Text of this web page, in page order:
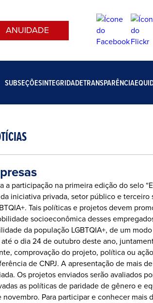
ANUIDADE
SUBSEÇÕESINTEGRIDADETRANSPARÊNCIA
a participação na primeira edição do selo
iniciativa privada, setor público e terceiro
Tais políticas e projetos devem
socioeconômica desses
da população LGBTQIA+, de um
o dia 24 de outubro deste ano,
comprovação do projeto, política ou
de CNPJ. A apresentação de mais
Os projetos enviados serão avaliados
as políticas de paridade de gênero e
Para participar e conhecer mais